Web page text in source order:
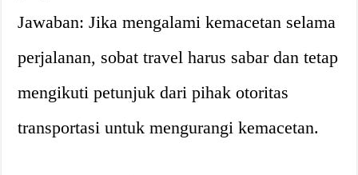
Jawaban: Jika mengalami kemacetan selama
perjalanan, sobat travel harus sabar dan tetap
mengikuti petunjuk dari pihak otoritas
transportasi untuk mengurangi kemacetan.